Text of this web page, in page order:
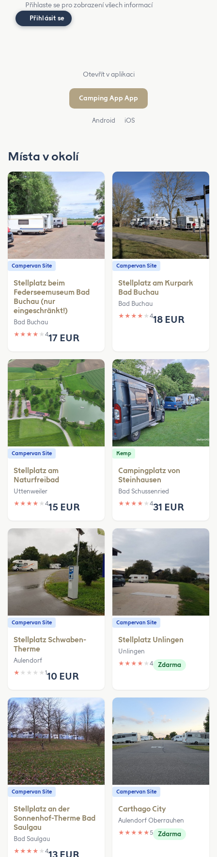
Přihlaste se pro zobrazení všech informací
Přihlásit se
Otevřít v aplikaci
Camping App App
Android iOS
Místa v okolí
Campervan Site
Stellplatz beim
Federseemuseum Bad
Buchau (nur
eingeschränkt!)
Bad Buchau
★ ★ ★ ★ ★ 417 EUR
Campervan Site
Stellplatz am Kurpark
Bad Buchau
Bad Buchau
★ ★ ★ ★ ★ 418 EUR
Campervan Site
Stellplatz am
Naturfreibad
Uttenweiler
★ ★ ★ ★ ★ 415 EUR
Kemp
Campingplatz von
Steinhausen
Bad Schussenried
★ ★ ★ ★ ★ 431 EUR
Campervan Site
Stellplatz Schwaben-
Therme
Aulendorf
★ ★ ★ ★ ★ 110 EUR
Campervan Site
Stellplatz Unlingen
Unlingen
★ ★ ★ ★ ★ 4 Zdarma
Campervan Site
Stellplatz an der
Sonnenhof-Therme Bad
Saulgau
Bad Saulgau
★ ★ ★ ★ ★ 413 EUR
Campervan Site
Carthago City
Aulendorf Oberrauhen
★ ★ ★ ★ ★5 Zdarma